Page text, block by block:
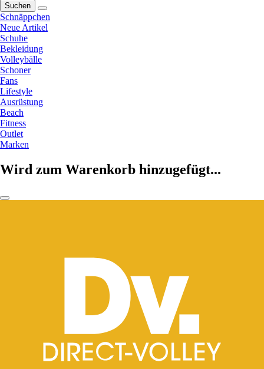
Suchen
Schnäppchen
Neue Artikel
Schuhe
Bekleidung
Volleybälle
Schoner
Fans
Lifestyle
Ausrüstung
Beach
Fitness
Outlet
Marken
Wird zum Warenkorb hinzugefügt...